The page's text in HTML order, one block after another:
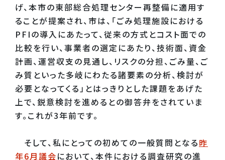
げ、本市の東部総合処理センター再整備に適用す
ることが提案され、市は、「ごみ処理施設における
PFIの導入にあたって、従来の方式とコスト面での
比較を行い、事業者の選定にあたり、技術面、資金
計画、運営収支の見通し、リスクの分担、ごみ量、ご
み質といった多岐にわたる諸要素の分析、検討が
必要となってくる」とはっきりとした課題をあげた
上で、鋭意検討を進めるとの御答弁をされていま
す。これが3年前です。
そして、私にとっての初めての一般質問となる昨
年6月議会において、本件における調査研究の進